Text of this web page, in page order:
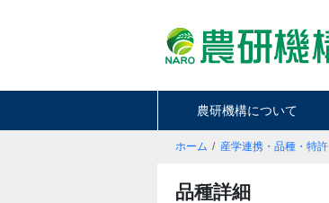
農研機構について
ホーム 産学連携・品種・特許
品種詳細